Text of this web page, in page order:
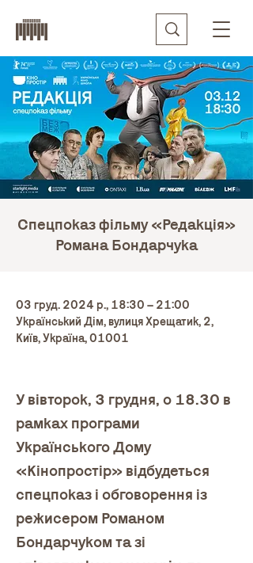
Спецпоказ фільму «Редакція»
Романа Бондарчука
03 груд. 2024 р., 18:30 – 21:00
Український Дім, вулиця Хрещатик, 2,
Київ, Україна, 01001
У вівторок, 3 грудня, о 18.30 в
рамках програми
Українського Дому
«Кінопростір» відбудеться
спецпоказ і обговорення із
режисером Романом
Бондарчуком та зі